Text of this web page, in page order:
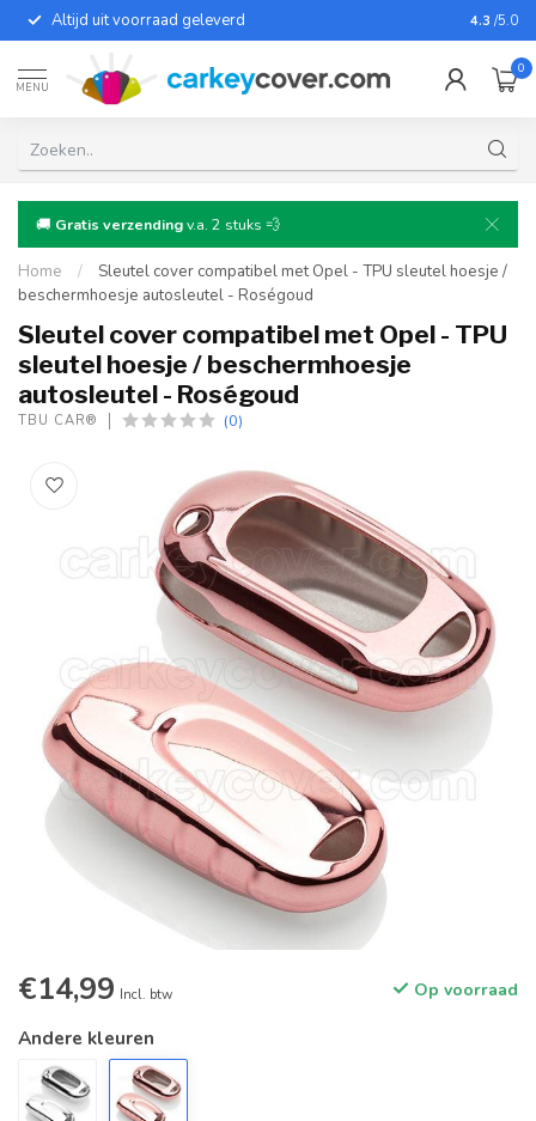
Altijd uit voorraad geleverd Voor
4.3 /5.0
MENU
0
🚚 Gratis verzendingv.a. 2 stuks 💨
Home /
Sleutel cover compatibel met Opel - TPU sleutel hoesje /
beschermhoesje autosleutel - Roségoud
Sleutel cover compatibel met Opel - TPU
sleutel hoesje / beschermhoesje
autosleutel - Roségoud
TBU CAR® (0)
€14,99 Incl. btw Op voorraad
Andere kleuren